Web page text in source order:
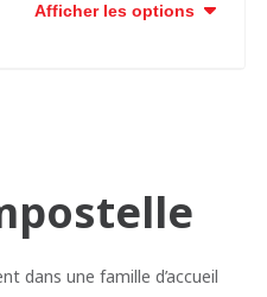
Afficher les options
dans une famille d’accueil